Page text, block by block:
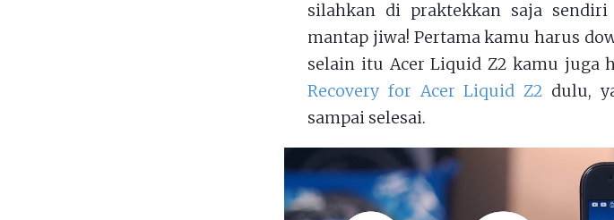
silahkan di praktekkan saja
mantap jiwa! Pertama kamu harus
selain itu Acer Liquid Z2 kamu juga
Recovery for Acer Liquid Z2 dulu,
sampai selesai.